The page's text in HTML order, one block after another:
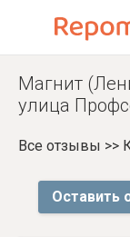
Магнит
улица
Все отзывы >>
Оставить